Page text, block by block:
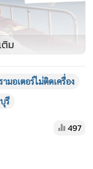
ม
ามอเตอร์ไม่ติดเครื่อง
รี
497